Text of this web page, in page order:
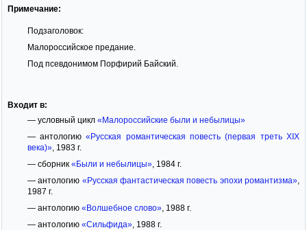
Примечание:
Подзаголовок:
Малороссийское предание.
Под псевдонимом Порфирий Байский.
Входит в:
— условный цикл «Малороссийские были и небылицы»
— антологию«Русская романтическая повесть (первая треть XIX
века)», 1983 г.
— сборник «Были и небылицы», 1984 г.
— антологию «Русская фантастическая повесть эпохи романтизма»
1987 г.
— антологию «Волшебное слово», 1988 г.
— антологию «Сильфида», 1988 г.